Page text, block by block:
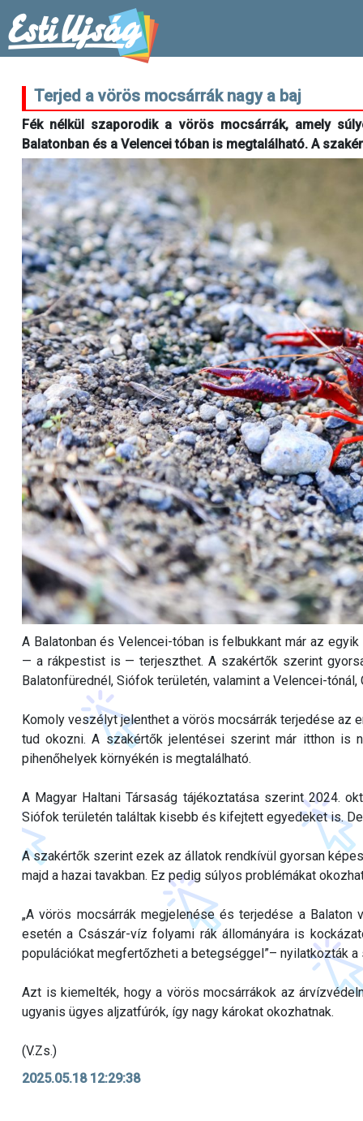
Terjed a vörös mocsárrák nagy a baj
Fék nélkül szaporodik a vörös mocsárrák, amely
Balatonban és a Velencei tóban is megtalálható. A
A Balatonban és Velencei-tóban is felbukkant már az
— a rákpestist is — terjeszthet. A szakértők szerint
Balatonfürednél, Siófok területén, valamint a Velencei-tónál,
Komoly veszélyt jelenthet a vörös mocsárrák terjedése
tud okozni. A szakértők jelentései szerint már itthon is
pihenőhelyek környékén is megtalálható.
A Magyar Haltani Társaság tájékoztatása szerint 2024.
Siófok területén találtak kisebb és kifejtett egyedeket is.
A szakértők szerint ezek az állatok rendkívül gyorsan
majd a hazai tavakban. Ez pedig súlyos problémákat
„A vörös mocsárrák megjelenése és terjedése a
esetén a Császár-víz folyami rák állományára is
populációkat megfertőzheti a betegséggel”– nyilatkozták a
Azt is kiemelték, hogy a vörös mocsárrákok az
ugyanis ügyes aljzatfúrók, így nagy károkat okozhatnak.
(V.Zs.)
2025.05.18 12:29:38